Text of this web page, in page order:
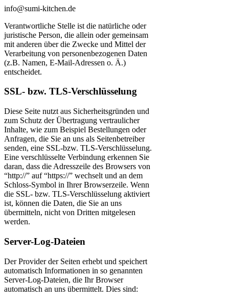
info@sumi-kitchen.de
Verantwortliche Stelle ist die natürliche oder
juristische Person, die allein oder gemeinsam
mit anderen über die Zwecke und Mittel der
Verarbeitung von personenbezogenen Daten
(z.B. Namen, E-Mail-Adressen o. Ä.)
entscheidet.
SSL- bzw. TLS-Verschlüsselung
Diese Seite nutzt aus Sicherheitsgründen und
zum Schutz der Übertragung vertraulicher
Inhalte, wie zum Beispiel Bestellungen oder
Anfragen, die Sie an uns als Seitenbetreiber
senden, eine SSL-bzw. TLS-Verschlüsselung.
Eine verschlüsselte Verbindung erkennen Sie
daran, dass die Adresszeile des Browsers von
“http://” auf “https://” wechselt und an dem
Schloss-Symbol in Ihrer Browserzeile. Wenn
die SSL- bzw. TLS-Verschlüsselung aktiviert
ist, können die Daten, die Sie an uns
übermitteln, nicht von Dritten mitgelesen
werden.
Server-Log-Dateien
Der Provider der Seiten erhebt und speichert
automatisch Informationen in so genannten
Server-Log-Dateien, die Ihr Browser
automatisch an uns übermittelt. Dies sind: